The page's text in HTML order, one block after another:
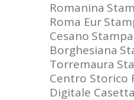
Romanina
Roma Eur
Cesano
Borghesiana
Torremaura
Centro Storico
Digitale